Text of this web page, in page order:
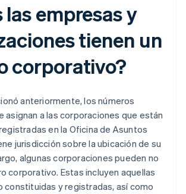
las empresas y
tienen un
corporativo?
anteriormente, los números
asignan a las corporaciones que están
en la Oficina de Asuntos
jurisdicción sobre la ubicación de su
algunas corporaciones pueden no
corporativo. Estas incluyen aquellas
constituidas y registradas, así como